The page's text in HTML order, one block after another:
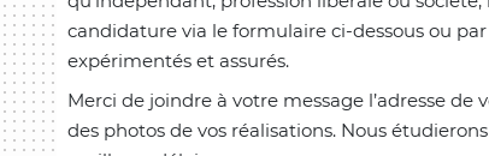
candidature via le formulaire ci-dessous ou
expérimentés et assurés.
Merci de joindre à votre message l’adresse
des photos de vos réalisations. Nous